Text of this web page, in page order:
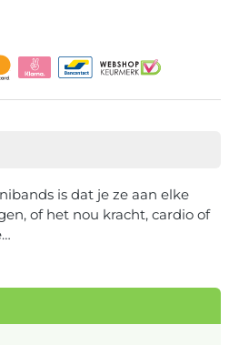
is dat je ze aan elke
of het nou kracht, cardio of